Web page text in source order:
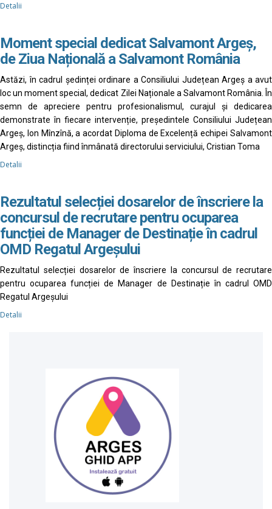
Detalii
Moment special dedicat Salvamont Argeș,
de Ziua Națională a Salvamont România
Astăzi, în cadrul ședinței ordinare a Consiliului Județean Argeș a avut
loc un moment special, dedicat Zilei Naționale a Salvamont România. În
semn de apreciere pentru profesionalismul, curajul și dedicarea
demonstrate în fiecare intervenție, președintele Consiliului Județean
Argeș, Ion Mînzînă, a acordat Diploma de Excelență echipei Salvamont
Argeș, distincția fiind înmânată directorului serviciului, Cristian Toma
Detalii
Rezultatul selecției dosarelor de înscriere la
concursul de recrutare pentru ocuparea
funcției de Manager de Destinație în cadrul
OMD Regatul Argeșului
Rezultatul selecției dosarelor de înscriere la concursul de recrutare
pentru ocuparea funcției de Manager de Destinație în cadrul OMD
Regatul Argeșului
Detalii